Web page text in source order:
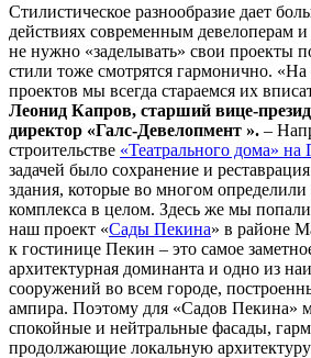
Стилистическое разнообразие дает
действиях современным девелоперам
не нужно «заделывать» свои проекты
стили тоже смотрятся гармонично. «На
проектов мы всегда стараемся их
Леонид Капров, старший вице-
директор «Галс-Девелопмент ». –
строительстве «Театрального дома» на
задачей было сохранение и
здания, которые во многом определили
комплекса в целом. Здесь же мы
наш проект «Сады Пекина» в районе
к гостинице Пекин – это самое
архитектурная доминанта и одно из
сооружений во всем городе,
ампира. Поэтому для «Садов Пекина»
спокойные и нейтральные фасады,
продолжающие локальную